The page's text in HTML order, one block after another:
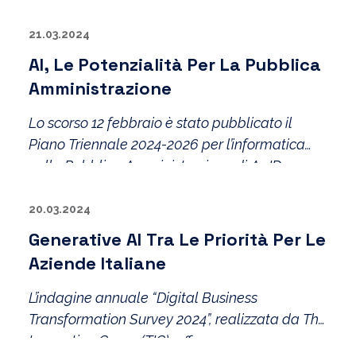
21.03.2024
AI, Le Potenzialità Per La Pubblica
Amministrazione
Lo scorso 12 febbraio è stato pubblicato il
Piano Triennale 2024-2026 per l’informatica
nella Pubblica Amministrazione di AgID.
20.03.2024
Generative AI Tra Le Priorità Per Le
Aziende Italiane
L’indagine annuale “Digital Business
Transformation Survey 2024”, realizzata da The